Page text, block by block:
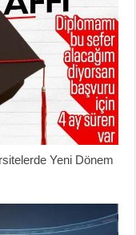
Yeni Dönem